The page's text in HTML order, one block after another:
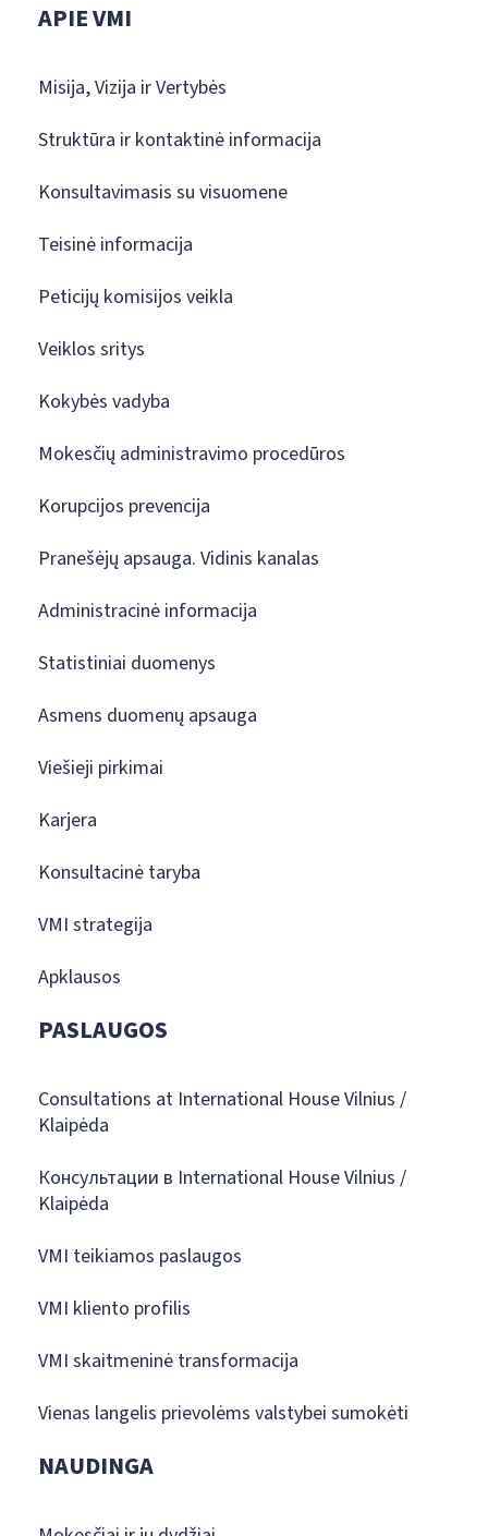
APIE VMI
Misija, Vizija ir Vertybės
Struktūra ir kontaktinė informacija
Konsultavimasis su visuomene
Teisinė informacija
Peticijų komisijos veikla
Veiklos sritys
Kokybės vadyba
Mokesčių administravimo procedūros
Korupcijos prevencija
Pranešėjų apsauga. Vidinis kanalas
Administracinė informacija
Statistiniai duomenys
Asmens duomenų apsauga
Viešieji pirkimai
Karjera
Konsultacinė taryba
VMI strategija
Apklausos
PASLAUGOS
Consultations at International House Vilnius /
Klaipėda
Консультации в International House Vilnius /
Klaipėda
VMI teikiamos paslaugos
VMI kliento profilis
VMI skaitmeninė transformacija
Vienas langelis prievolėms valstybei sumokėti
NAUDINGA